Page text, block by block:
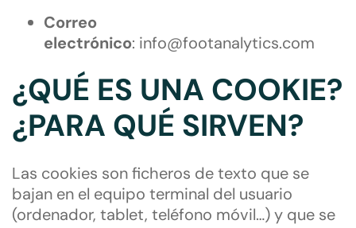
Correo
electrónico: info@footanalytics.com
¿QUÉ ES UNA COOKIE?
¿PARA QUÉ SIRVEN?
Las cookies son ficheros de texto que se
bajan en el equipo terminal del usuario
(ordenador, tablet, teléfono móvil…) y que se